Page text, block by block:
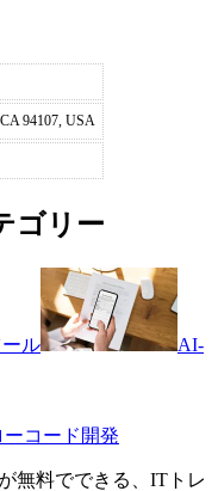
94107, USA
ゴリー
ル AI-
ーコード開発
無料でできる、ITトレ